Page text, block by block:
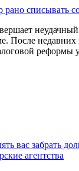
списывать
неудачный
После недавних
реформы